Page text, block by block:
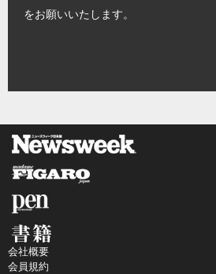
をお願いいたします。
会社概要
会員規約